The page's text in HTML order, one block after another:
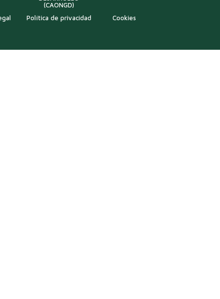
(CAONGD)
Política de privacidad Cookies